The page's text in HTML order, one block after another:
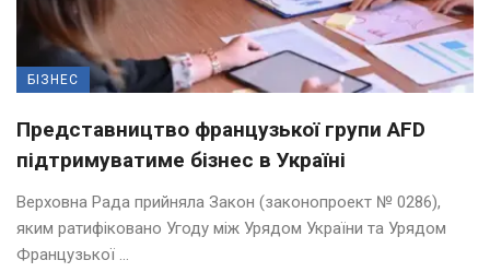
БІЗНЕС
Представництво французької групи AFD
підтримуватиме бізнес в Україні
Верховна Рада прийняла Закон (законопроект № 0286),
яким ратифіковано Угоду між Урядом України та Урядом
Французької ...